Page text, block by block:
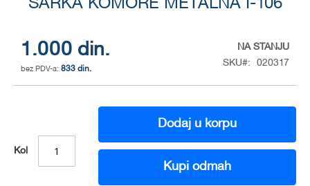
SARKA KOMORE METALNA I-106
1.000 din.
833 din.
NA STANJU
SKU
020317
Kol
Dodaj u korpu
Kupi odmah
of
the
images
gallery